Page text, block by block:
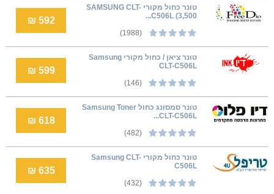
טונר כחול מקורי SAMSUNG CLT-
C506L (3,500...
(1988)
592 ₪
טונר ציאן / כחול מקורי Samsung
CLT-C506L
(146)
599 ₪
טונר סמסונג כחול Samsung Toner
CLT-C506L...
(482)
618 ₪
טונר כחול מקורי Samsung CLT-
C506L
(432)
635 ₪